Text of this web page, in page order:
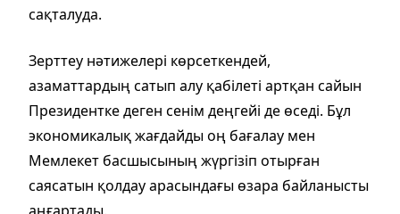
сақталуда.
Зерттеу нәтижелері көрсеткендей,
азаматтардың сатып алу қабілеті артқан сайын
Президентке деген сенім деңгейі де өседі. Бұл
экономикалық жағдайды оң бағалау мен
Мемлекет басшысының жүргізіп отырған
саясатын қолдау арасындағы өзара байланысты
аңғартады.